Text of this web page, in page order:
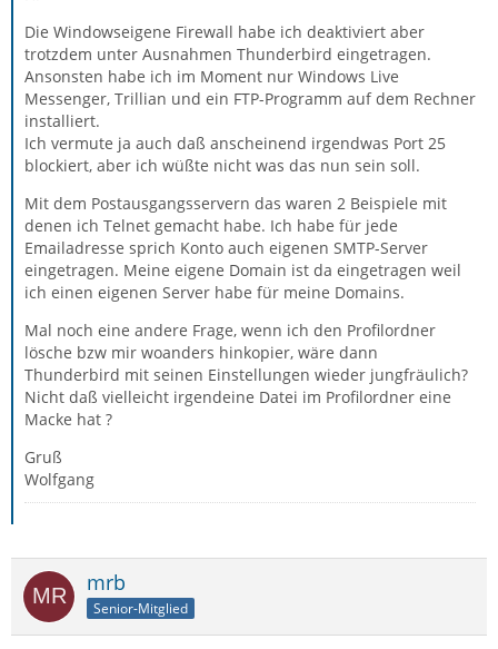
Die Windowseigene Firewall habe ich deaktiviert aber
trotzdem unter Ausnahmen Thunderbird eingetragen.
Ansonsten habe ich im Moment nur Windows Live
Messenger, Trillian und ein FTP-Programm auf dem Rechner
installiert.
Ich vermute ja auch daß anscheinend irgendwas Port 25
blockiert, aber ich wüßte nicht was das nun sein soll.
Mit dem Postausgangsservern das waren 2 Beispiele mit
denen ich Telnet gemacht habe. Ich habe für jede
Emailadresse sprich Konto auch eigenen SMTP-Server
eingetragen. Meine eigene Domain ist da eingetragen weil
ich einen eigenen Server habe für meine Domains.
Mal noch eine andere Frage, wenn ich den Profilordner
lösche bzw mir woanders hinkopier, wäre dann
Thunderbird mit seinen Einstellungen wieder jungfräulich?
Nicht daß vielleicht irgendeine Datei im Profilordner eine
Macke hat ?
Gruß
Wolfgang
mrb
Senior-Mitglied